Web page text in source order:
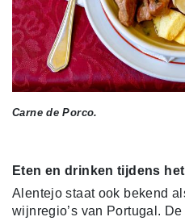
Carne de Porco.
Eten en drinken tijdens
Alentejo staat ook bekend
wijnregio’s van Portugal.